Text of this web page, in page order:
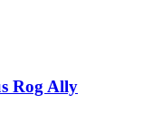
Rog Ally